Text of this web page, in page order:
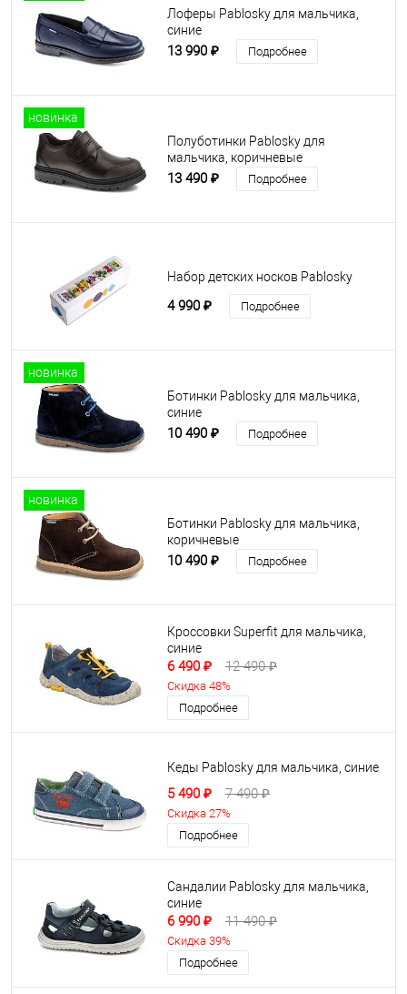
Лоферы Pablosky для мальчика,
синие
13 990 ₽ Подробнее
новинка
Полуботинки Pablosky для
мальчика, коричневые
13 490 ₽ Подробнее
Набор детских носков Pablosky
4 990 ₽ Подробнее
новинка
Ботинки Pablosky для мальчика,
синие
10 490 ₽ Подробнее
новинка
Ботинки Pablosky для мальчика,
коричневые
10 490 ₽ Подробнее
Кроссовки Superfit для мальчика,
синие
6 490 ₽ 12 490 ₽
Скидка 48%
Подробнее
Кеды Pablosky для мальчика, синие
5 490 ₽ 7 490 ₽
Скидка 27%
Подробнее
Сандалии Pablosky для мальчика,
синие
6 990 ₽ 11 490 ₽
Скидка 39%
Подробнее